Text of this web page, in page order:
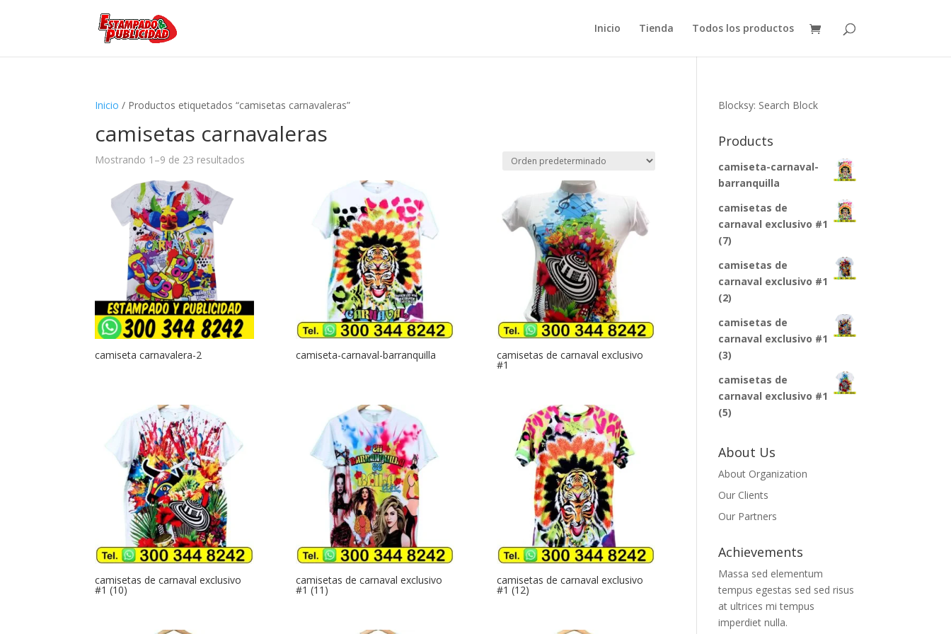
Inicio Tienda Todos los productos
Inicio / Productos etiquetados “camisetas carnavaleras”
camisetas carnavaleras
Mostrando 1–9 de 23 resultados
camiseta carnavalera-2 camiseta-carnaval-barranquilla camisetas de carnaval exclusivo
#1
camisetas de carnaval exclusivo
#1 (10)
camisetas de carnaval exclusivo
#1 (11)
camisetas de carnaval exclusivo
#1 (12)
Blocksy: Search Block
Products
camiseta-carnaval-
barranquilla
camisetas de
carnaval exclusivo #1
(7)
camisetas de
carnaval exclusivo #1
(2)
camisetas de
carnaval exclusivo #1
(3)
camisetas de
carnaval exclusivo #1
(5)
About Us
About Organization
Our Clients
Our Partners
Achievements
Massa sed elementum
tempus egestas sed sed risus
at ultrices mi tempus
imperdiet nulla.